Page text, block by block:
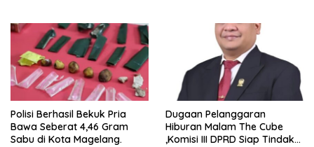
Polisi Berhasil Bekuk Pria
Bawa Seberat 4,46 Gram
Sabu di Kota Magelang.
Dugaan Pelanggaran
Hiburan Malam The Cube
,Komisi III DPRD Siap Tindak